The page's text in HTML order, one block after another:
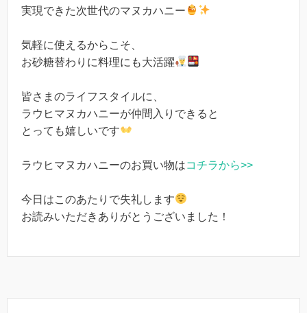
実現できた次世代のマヌカハニー
気軽に使えるからこそ、
お砂糖替わりに料理にも大活躍
皆さまのライフスタイルに、
ラウヒマヌカハニーが仲間入りできると
とっても嬉しいです
ラウヒマヌカハニーのお買い物はコチラから>>
今日はこのあたりで失礼します
お読みいただきありがとうございました！